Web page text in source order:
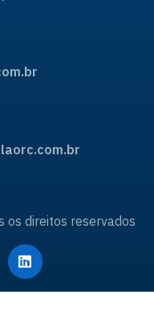
os direitos reservados